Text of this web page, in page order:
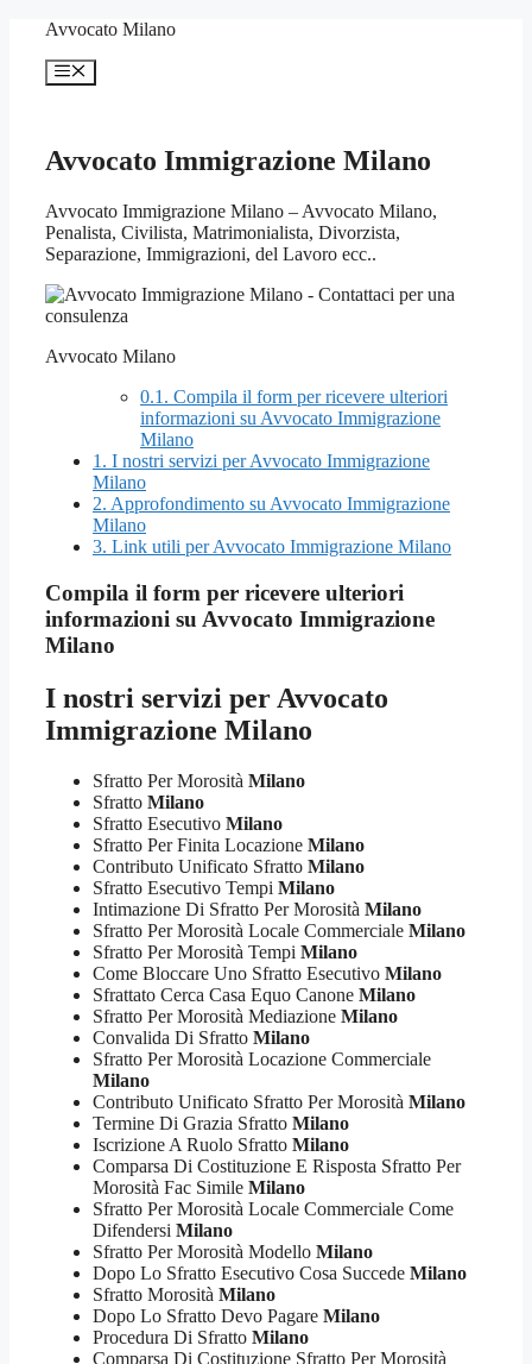
contenuto
Avvocato Milano
Menu
Avvocato Immigrazione Milano
Avvocato Immigrazione Milano – Avvocato Milano,
Penalista, Civilista, Matrimonialista, Divorzista,
Separazione, Immigrazioni, del Lavoro ecc..
Avvocato Milano
0.1. Compila il form per ricevere ulteriori
informazioni su Avvocato Immigrazione
Milano
1. I nostri servizi per Avvocato Immigrazione
Milano
2. Approfondimento su Avvocato Immigrazione
Milano
3. Link utili per Avvocato Immigrazione Milano
Compila il form per ricevere ulteriori
informazioni su Avvocato Immigrazione
Milano
I nostri servizi per Avvocato
Immigrazione Milano
Sfratto Per Morosità Milano
Sfratto Milano
Sfratto Esecutivo Milano
Sfratto Per Finita Locazione Milano
Contributo Unificato Sfratto Milano
Sfratto Esecutivo Tempi Milano
Intimazione Di Sfratto Per Morosità Milano
Sfratto Per Morosità Locale Commerciale Milano
Sfratto Per Morosità Tempi Milano
Come Bloccare Uno Sfratto Esecutivo Milano
Sfrattato Cerca Casa Equo Canone Milano
Sfratto Per Morosità Mediazione Milano
Convalida Di Sfratto Milano
Sfratto Per Morosità Locazione Commerciale
Milano
Contributo Unificato Sfratto Per Morosità Milano
Termine Di Grazia Sfratto Milano
Iscrizione A Ruolo Sfratto Milano
Comparsa Di Costituzione E Risposta Sfratto Per
Morosità Fac Simile Milano
Sfratto Per Morosità Locale Commerciale Come
Difendersi Milano
Sfratto Per Morosità Modello Milano
Dopo Lo Sfratto Esecutivo Cosa Succede Milano
Sfratto Morosità Milano
Dopo Lo Sfratto Devo Pagare Milano
Procedura Di Sfratto Milano
Comparsa Di Costituzione Sfratto Per Morosità